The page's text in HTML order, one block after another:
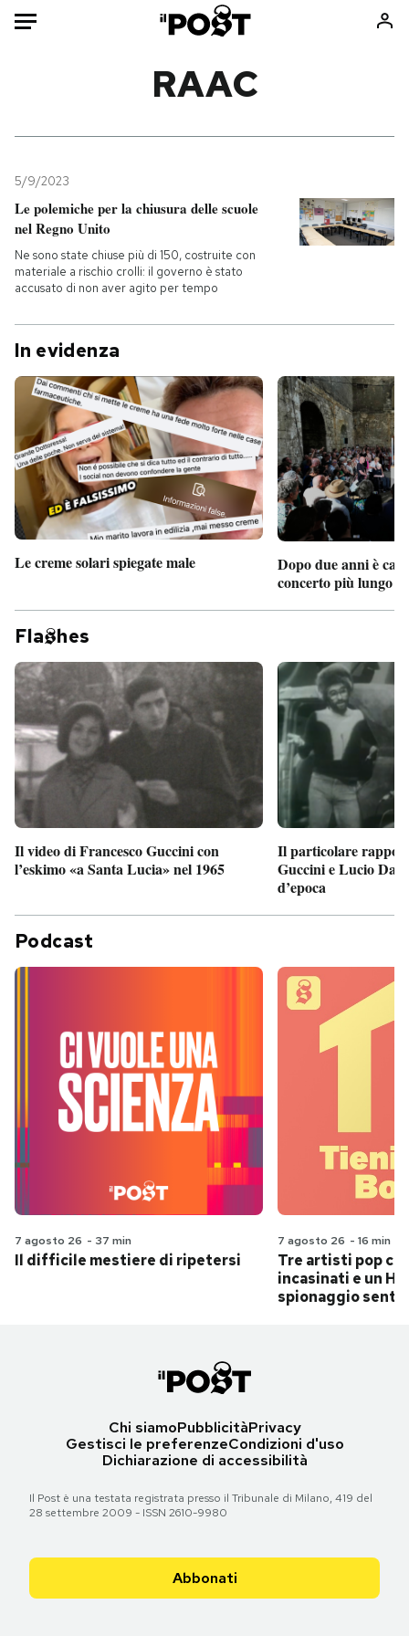
Mondo
Politica
Tecnologia
Internet
Scienza
Consumismi
Ok Boomer!
PODCAST
NEWSLETTER
I MIEI PREFERITI
SHOP
CALENDARIO
AREA PERSONALE
Entra
RAAC
5/9/2023
Le polemiche per la chiusura delle scuole
nel Regno Unito
Ne sono state chiuse più di 150, costruite con
materiale a rischio crolli: il governo è stato
accusato di non aver agito per tempo
In evidenza
Le creme solari spiegate male
Dopo due anni è
concerto più lungo
Fla hes
Il video di Francesco Guccini con
l’eskimo «a Santa Lucia» nel 1965
Il particolare
Guccini e Lucio
d’epoca
Podcast
7 agosto 26 - 37 min
Il difficile mestiere di ripetersi
7 agosto 26 - 16 min
Tre artisti pop
incasinati e un
spionaggio
Chi siamoPubblicitàPrivacy
Gestisci le preferenzeCondizioni d'uso
Dichiarazione di accessibilità
Il Post è una testata registrata presso il Tribunale di Milano, 419 del
28 settembre 2009 - ISSN 2610-9980
Abbonati